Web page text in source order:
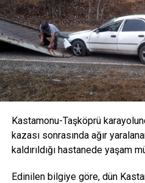
Kastamonu-Taşköprü
kazası sonrasında ağır
kaldırıldığı hastanede yaşam
Edinilen bilgiye göre, dün